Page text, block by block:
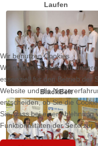
Laufen
BlackBelt
Wir benutzen Cookies
Wir nutzen Cookies auf
essenziell für den Betrieb der
Website und die
entscheiden, ob Sie die
Sie, dass bei einer Ablehnung
Funktionalitäten der Seite zur